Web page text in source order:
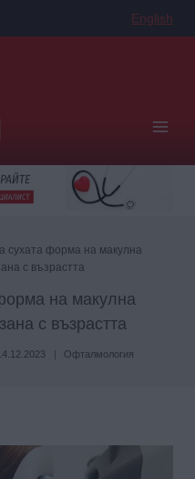
English
сухата форма на макулна
с възрастта
на макулна
с възрастта
Офталмология